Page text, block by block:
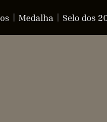
Medalha Selo dos